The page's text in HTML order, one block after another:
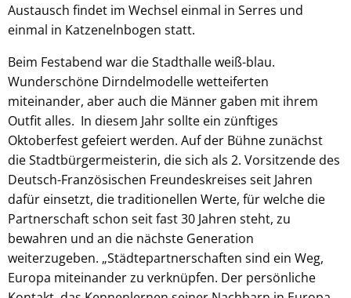
Austausch findet im Wechsel einmal in Serres und
einmal in Katzenelnbogen statt.
Beim Festabend war die Stadthalle weiß-blau.
Wunderschöne Dirndelmodelle wetteiferten
miteinander, aber auch die Männer gaben mit ihrem
Outfit alles. In diesem Jahr sollte ein zünftiges
Oktoberfest gefeiert werden. Auf der Bühne zunächst
die Stadtbürgermeisterin, die sich als 2. Vorsitzende des
Deutsch-Französischen Freundeskreises seit Jahren
dafür einsetzt, die traditionellen Werte, für welche die
Partnerschaft schon seit fast 30 Jahren steht, zu
bewahren und an die nächste Generation
weiterzugeben. „Städtepartnerschaften sind ein Weg,
Europa miteinander zu verknüpfen. Der persönliche